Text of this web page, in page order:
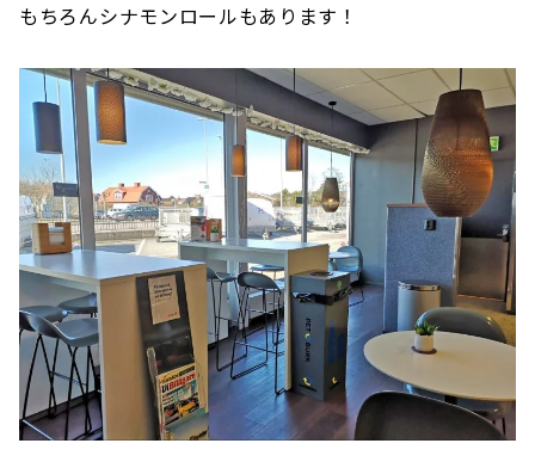
もちろんシナモンロールもあります！